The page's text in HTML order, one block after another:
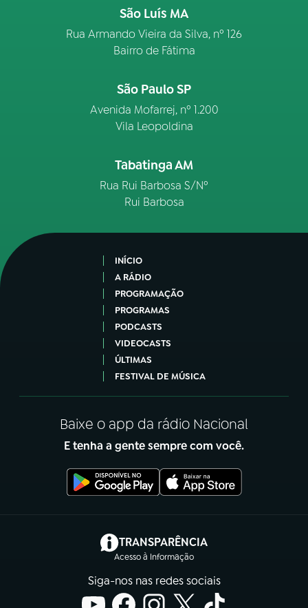
São Luís MA
Rua Armando Vieira da Silva, nº 126
Bairro de Fátima
São Paulo SP
Avenida Mofarrej, nº 1.200
Vila Leopoldina
Tabatinga AM
Rua Rui Barbosa S/Nº
Rui Barbosa
INÍCIO
A RÁDIO
PROGRAMAÇÃO
PROGRAMAS
PODCASTS
VIDEOCASTS
ÚLTIMAS
FESTIVAL DE MÚSICA
Baixe o app da rádio Nacional
E tenha a gente sempre com você.
TRANSPARÊNCIA
Acesso à Informação
(abre em nova aba)
Siga-nos nas redes sociais